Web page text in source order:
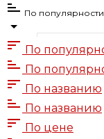
По популярности
По
По
По названию
По названию
По цене